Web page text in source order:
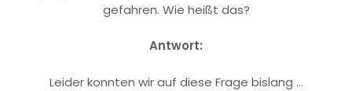
gefahren. Wie heißt das?
Antwort:
Leider konnten wir auf diese Frage bislang …